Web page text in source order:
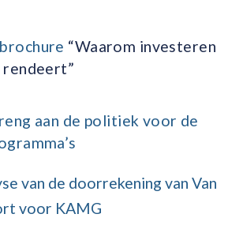
“Waarom investeren
rendeert”
aan de politiek voor de
van de doorrekening van Van
voor KAMG